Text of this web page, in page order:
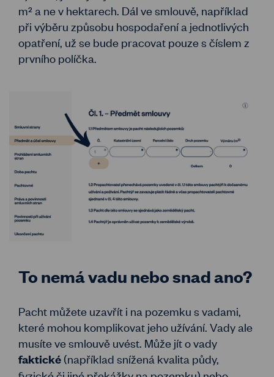
m² a ne v hektarech. Dál ve smlouvě, například
při výběru způsobu hospodaření a jednotlivých
opatření, už se bude pracovat pouze s číslem z
prvního políčka.
To nemá vadu nebo snad ano?
Pacht můžete uzavřít i na pozemku s vadami,
které mohou komplikovat jeho užívání. Vady ale
musíte ve smlouvě uvést. Může jít o vady
faktické(například snížená kvalita půdy,